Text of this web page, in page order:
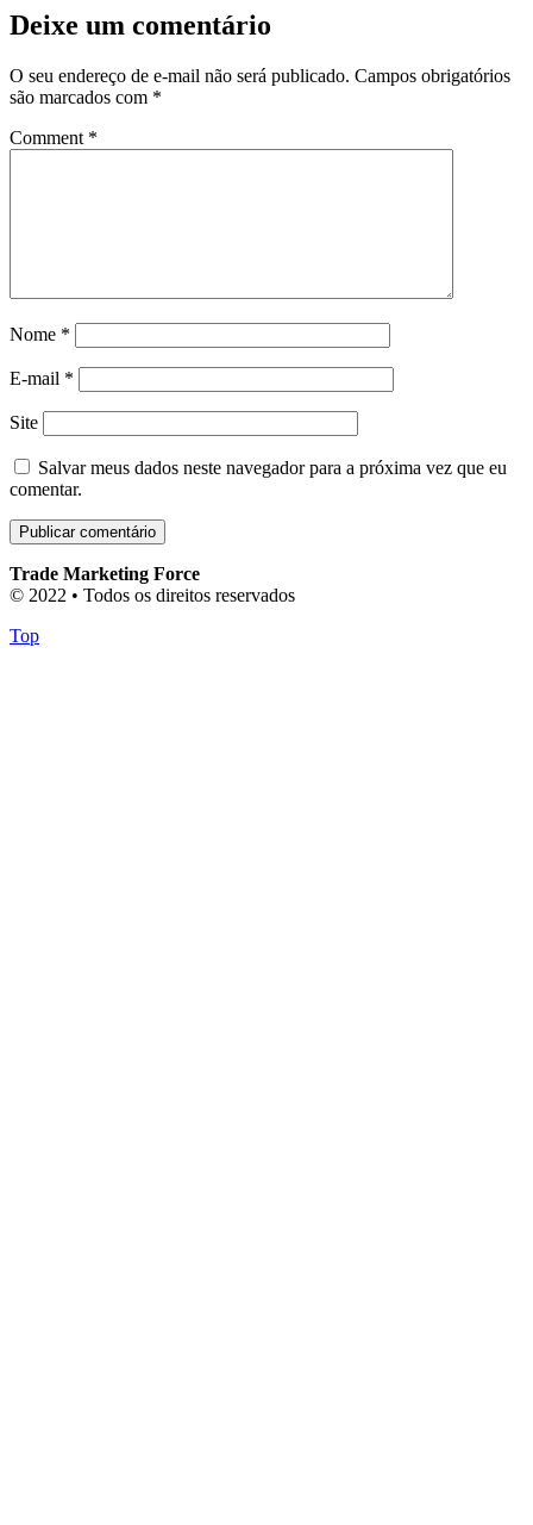
Deixe um comentário
O seu endereço de e-mail não será publicado. Campos obrigatórios
são marcados com *
Comment *
Nome *
E-mail *
Site
Salvar meus dados neste navegador para a próxima vez que eu
comentar.
Trade Marketing Force
© 2022 • Todos os direitos reservados
Top